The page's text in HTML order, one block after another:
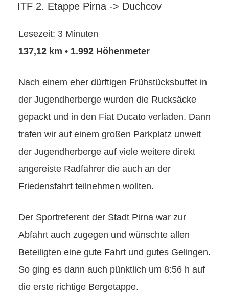
AM
ITF 2. Etappe Pirna -> Duchcov
Lesezeit: 3 Minuten
137,12 km • 1.992 Höhenmeter
Nach einem eher dürftigen Frühstücksbuffet in
der Jugendherberge wurden die Rucksäcke
gepackt und in den Fiat Ducato verladen. Dann
trafen wir auf einem großen Parkplatz unweit
der Jugendherberge auf viele weitere direkt
angereiste Radfahrer die auch an der
Friedensfahrt teilnehmen wollten.
Der Sportreferent der Stadt Pirna war zur
Abfahrt auch zugegen und wünschte allen
Beteiligten eine gute Fahrt und gutes Gelingen.
So ging es dann auch pünktlich um 8:56 h auf
die erste richtige Bergetappe.